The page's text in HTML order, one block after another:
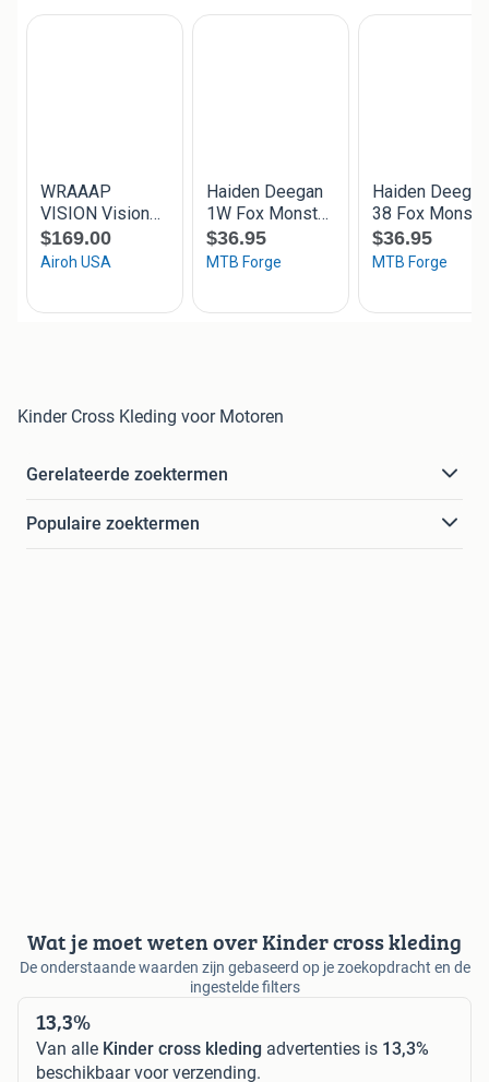
Kinder Cross Kleding voor Motoren
Gerelateerde zoektermen
Populaire zoektermen
Wat je moet weten over Kinder cross kleding
De onderstaande waarden zijn gebaseerd op je zoekopdracht en de
ingestelde filters
13,3%
Van alle Kinder cross kleding advertenties is 13,3%
beschikbaar voor verzending.